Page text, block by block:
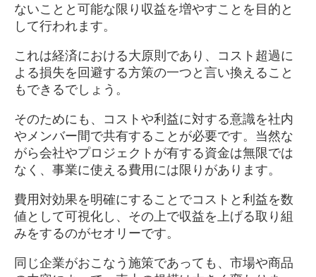
ないことと可能な限り収益を増やすことを目的と
して行われます。
これは経済における大原則であり、コスト超過に
よる損失を回避する方策の一つと言い換えること
もできるでしょう。
そのためにも、コストや利益に対する意識を社内
やメンバー間で共有することが必要です。当然な
がら会社やプロジェクトが有する資金は無限では
なく、事業に使える費用には限りがあります。
費用対効果を明確にすることでコストと利益を数
値として可視化し、その上で収益を上げる取り組
みをするのがセオリーです。
同じ企業がおこなう施策であっても、市場や商品